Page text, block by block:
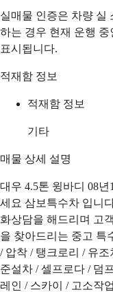
실매물 인증은 차량 실
하는 경우 현재 운행
표시됩니다.
적재함 정보
적재함 정보
기타
매물 상세 설명
대우 4.5톤 윙바디 08년
세요 삼보특수차 입니
화상담을 해드리며 고
을 찾아드리는 중고 특
/ 압착 / 탱크로리 / 유
준설차 / 셀프로다 / 덤
레인 / 스카이 / 고소작